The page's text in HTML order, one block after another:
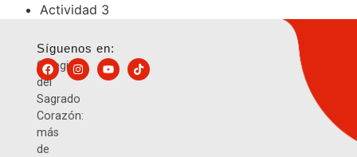
Actividad 3
Colegio
del
Sagrado
Corazón:
más
de
Síguenos en: